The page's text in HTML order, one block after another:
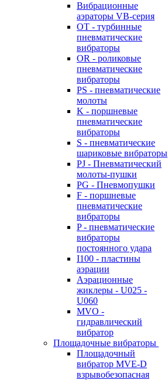
Вибрационные
аэраторы VB-серия
OT - турбинные
пневматические
вибраторы
OR - роликовые
пневматические
вибраторы
PS - пневматические
молоты
K - поршневые
пневматические
вибраторы
S - пневматические
шариковые вибраторы
PJ - Пневматический
молоты-пушки
PG - Пневмопушки
F - поршневые
пневматические
вибраторы
P - пневматические
вибраторы
постоянного удара
I100 - пластины
аэрации
Аэрационные
жиклеры - U025 -
U060
MVO -
гидравлический
вибратор
Площадочные вибраторы
Площадочный
вибратор MVE-D
взрывобезопасная